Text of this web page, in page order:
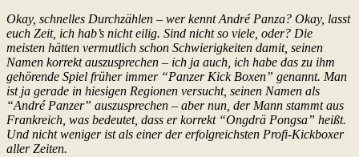
Okay, schnelles Durchzählen – wer kennt André Panza? Okay, lasst
euch Zeit, ich hab’s nicht eilig. Sind nicht so viele, oder? Die
meisten hätten vermutlich schon Schwierigkeiten damit, seinen
Namen korrekt auszusprechen – ich ja auch, ich habe das zu ihm
gehörende Spiel früher immer “Panzer Kick Boxen” genannt. Man
ist ja gerade in hiesigen Regionen versucht, seinen Namen als
“André Panzer” auszusprechen – aber nun, der Mann stammt aus
Frankreich, was bedeutet, dass er korrekt “Ongdrä Pongsa” heißt.
Und nicht weniger ist als einer der erfolgreichsten Profi-Kickboxer
aller Zeiten.